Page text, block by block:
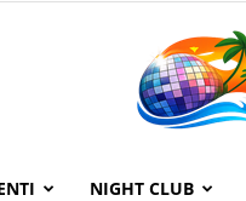
NIGHT CLUB